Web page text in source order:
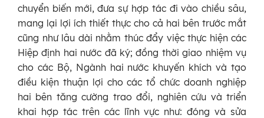
chuyển biến mới, đưa sự hợp tác đi vào chiều sâu,
mang lại lợi ích thiết thực cho cả hai bên trước mắt
cũng như lâu dài nhằm thúc đẩy việc thực hiện các
Hiệp định hai nước đã ký; đồng thời giao nhiệm vụ
cho các Bộ, Ngành hai nước khuyến khích và tạo
điều kiện thuận lợi cho các tổ chức doanh nghiệp
hai bên tăng cường trao đổi, nghiên cứu và triển
khai hợp tác trên các lĩnh vực như: đóng và sửa